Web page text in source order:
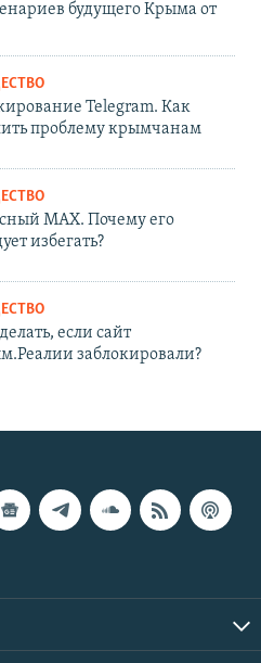
будущего Крыма от
Telegram. Как
проблему крымчанам
MAX. Почему его
избегать?
если сайт
заблокировали?